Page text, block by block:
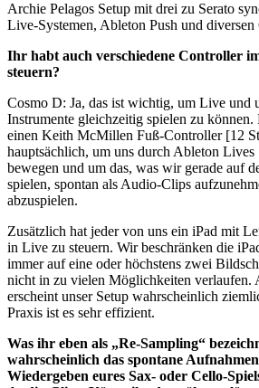
Archie Pelagos Setup mit drei zu Serato
Live-Systemen, Ableton Push und
Ihr habt auch verschiedene Controller
steuern?
Cosmo D: Ja, das ist wichtig, um Live und
Instrumente gleichzeitig spielen zu
einen Keith McMillen Fuß-Controller [12
hauptsächlich, um uns durch Ableton Lives
bewegen und um das, was wir gerade auf
spielen, spontan als Audio-Clips
abzuspielen.
Zusätzlich hat jeder von uns ein iPad mit
in Live zu steuern. Wir beschränken die
immer auf eine oder höchstens zwei
nicht in zu vielen Möglichkeiten verlaufen.
erscheint unser Setup wahrscheinlich
Praxis ist es sehr effizient.
Was ihr eben als „Re-Sampling“
wahrscheinlich das spontane
Wiedergeben eures Sax- oder Cello-